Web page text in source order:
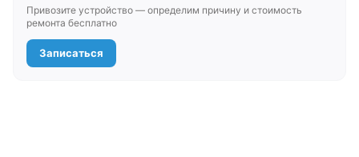
Привозите устройство — определим причину и стоимость
ремонта бесплатно
Записаться